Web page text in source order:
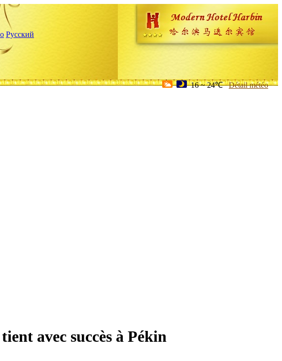
Русский
16 ~ 24℃ Détail météo
avec succès à Pékin